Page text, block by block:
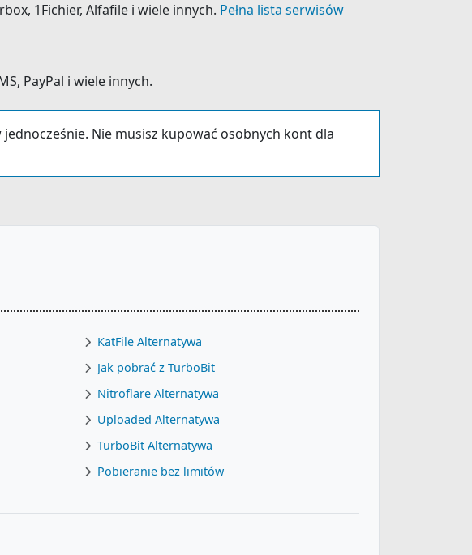
1Fichier, Alfafile i wiele innych. Pełna lista serwisów
PayPal i wiele innych.
Nie musisz kupować osobnych kont dla
KatFile Alternatywa
Jak pobrać z TurboBit
Nitroflare Alternatywa
Uploaded Alternatywa
TurboBit Alternatywa
Pobieranie bez limitów